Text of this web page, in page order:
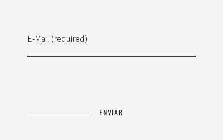
E-Mail (required)